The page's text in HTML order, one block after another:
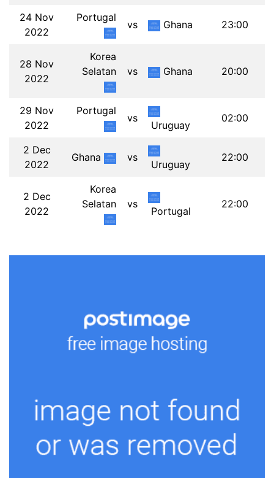
24 Nov
2022
Portugal
vs Ghana 23:00
28 Nov
2022
Korea
Selatan
vs Ghana 20:00
29 Nov
2022
Portugal
vs
Uruguay
02:00
2 Dec
2022
Ghana vs
Uruguay
22:00
2 Dec
2022
Korea
Selatan
vs
Portugal
22:00